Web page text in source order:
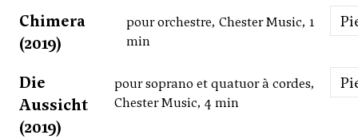
Chimera
(2019)
pour orchestre, Chester Music, 1
min
Die
Aussicht
(2019)
pour soprano et quatuor à cordes,
Chester Music, 4 min